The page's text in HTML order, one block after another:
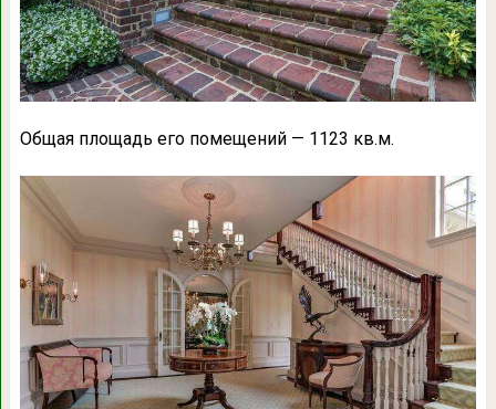
Общая площадь его помещений — 1123 кв.м.